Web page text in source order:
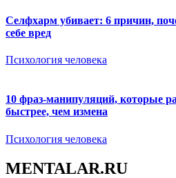
Селфхарм убивает: 6 причин,
себе вред
Психология человека
10 фраз-манипуляций, которые
быстрее, чем измена
Психология человека
MENTALAR.RU